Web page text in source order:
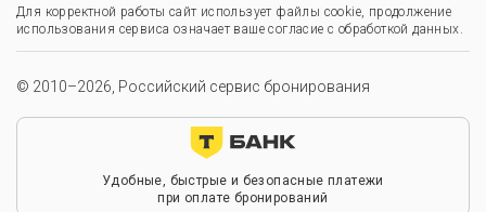
Для корректной работы сайт использует файлы cookie, продолжение
использования сервиса означает ваше согласие с обработкой данных.
© 2010–2026, Российский сервис бронирования
Удобные, быстрые и безопасные платежи
при оплате бронирований